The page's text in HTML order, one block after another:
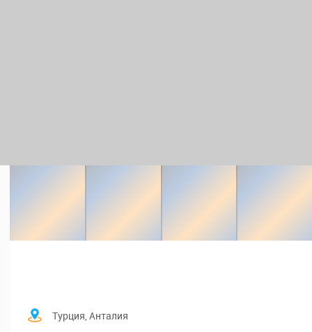
Турция, Анталия